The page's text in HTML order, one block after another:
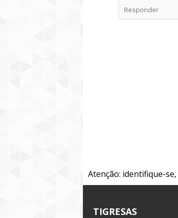
Responder
Atenção: identifique-
TIGRESAS